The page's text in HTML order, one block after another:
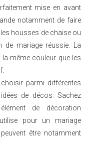
mise en avant
notamment de faire
housses de chaise ou
de mariage réussie. La
même couleur que les
parmi différentes
de décos. Sachez
de décoration
pour un mariage
être notamment